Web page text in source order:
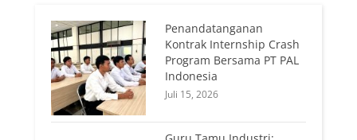
Penandatanganan
Kontrak Internship Crash
Program Bersama PT PAL
Indonesia
Juli 15, 2026